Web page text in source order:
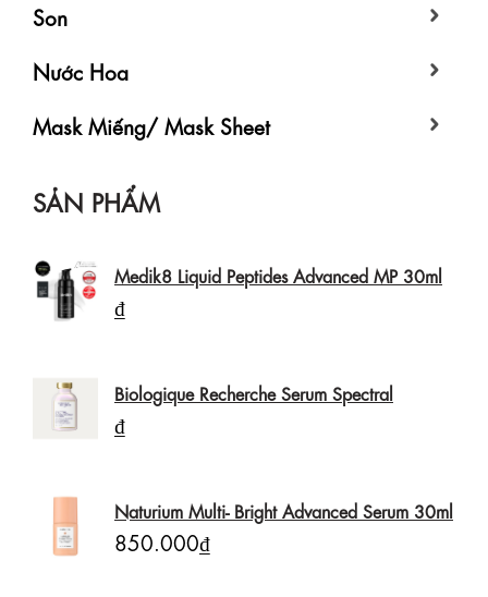
Son
Nước Hoa
Mask Miếng/ Mask Sheet
SẢN PHẨM
Medik8 Liquid Peptides Advanced MP 30ml
₫
Biologique Recherche Serum Spectral
₫
Naturium Multi- Bright Advanced Serum 30ml
850.000₫